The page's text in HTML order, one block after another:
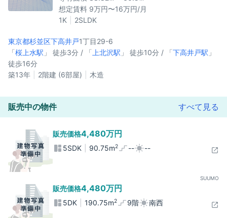
想定賃料 9万円〜16万円/月
1K
2SLDK
東京都杉並区下高井戸1丁目29-6
「桜上水駅 」 徒歩3分 / 「 上北沢駅 」 徒歩10分 / 「下高井戸駅 」
徒歩16分
築13年
2階建 (6部屋) 木造
販売中の物件 すべて見る
販売価格4,480万円
5SDK 90.75m2 -- --
SUUMO
販売価格4,480万円
5DK 190.75m2 9階 南西